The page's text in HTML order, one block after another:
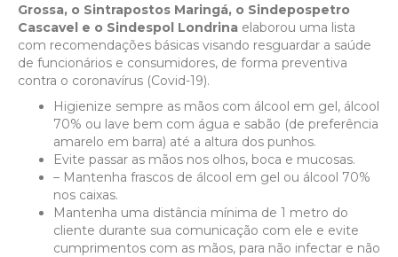
Grossa, o Sintrapostos Maringá, o Sindepospetro
Cascavel e o Sindespol Londrina elaborou uma lista
com recomendações básicas visando resguardar a saúde
de funcionários e consumidores, de forma preventiva
contra o coronavírus (Covid-19).
Higienize sempre as mãos com álcool em gel, álcool
70% ou lave bem com água e sabão (de preferência
amarelo em barra) até a altura dos punhos.
Evite passar as mãos nos olhos, boca e mucosas.
– Mantenha frascos de álcool em gel ou álcool 70%
nos caixas.
Mantenha uma distância mínima de 1 metro do
cliente durante sua comunicação com ele e evite
cumprimentos com as mãos, para não infectar e não